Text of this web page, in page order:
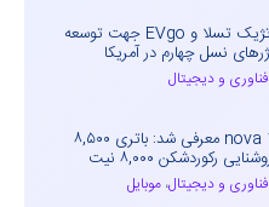
همکاری استراتژیک تسلا و EVgo جهت توسعه
نسل چهارم در آمریکا
فناوری و دیجیتال
هواوی nova 16 SE معرفی شد: باتری ۸,۵۰۰
رکوردشکن ۸,۰۰۰ نیت
فناوری و دیجیتال، موبایل